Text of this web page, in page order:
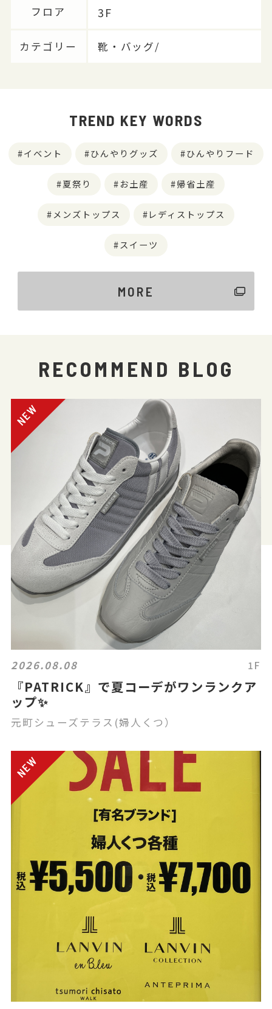
フロア 3F
カテゴリー 靴・バッグ/
TREND KEY WORDS
イベント ひんやりグッズ ひんやりフード
夏祭り お土産 帰省土産
メンズトップス レディストップス
スイーツ
MORE
RECOMMEND BLOG
2026.08.08 1F
『PATRICK』で夏コーデがワンランクア
ップ✨
元町シューズテラス(婦人くつ）